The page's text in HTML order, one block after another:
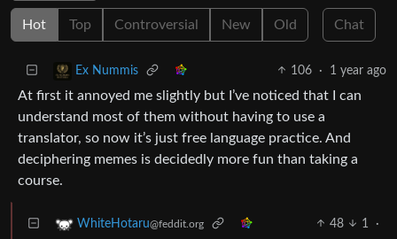
Hot Top Controversial New Old Chat
Ex Nummis 106 · 1 year ago
At first it annoyed me slightly but I’ve noticed that I can
understand most of them without having to use a
translator, so now it’s just free language practice. And
deciphering memes is decidedly more fun than taking a
course.
WhiteHotaru@feddit.org 48 1
·